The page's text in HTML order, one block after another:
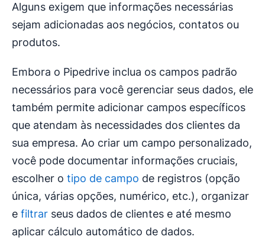
Alguns exigem que informações necessárias
sejam adicionadas aos negócios, contatos ou
produtos.
Embora o Pipedrive inclua os campos padrão
necessários para você gerenciar seus dados, ele
também permite adicionar campos específicos
que atendam às necessidades dos clientes da
sua empresa. Ao criar um campo personalizado,
você pode documentar informações cruciais,
escolher o tipo de campo de registros (opção
única, várias opções, numérico, etc.), organizar
e filtrar seus dados de clientes e até mesmo
aplicar cálculo automático de dados.